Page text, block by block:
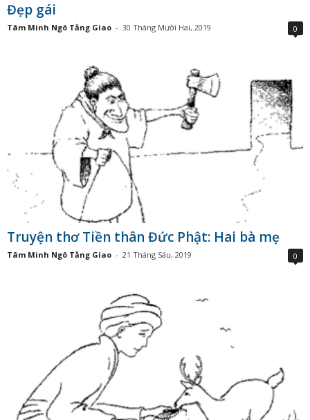
Đẹp gái
Tâm Minh Ngô Tằng Giao - 30 Tháng Mười Hai, 2019 0
Truyện thơ Tiền thân Đức Phật: Hai bà mẹ
Tâm Minh Ngô Tằng Giao - 21 Tháng Sáu, 2019 0